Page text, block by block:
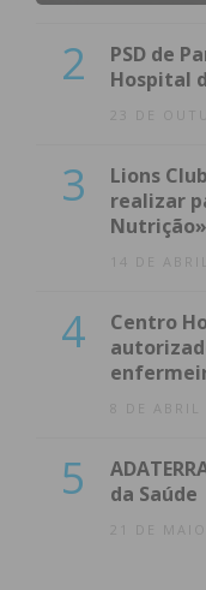
2
PSD de
Hospital
23 DE
3
Lions
realizar
Nutrição»
14 DE
4
Centro
8 DE ABRIL
5
da Saúde
21 DE